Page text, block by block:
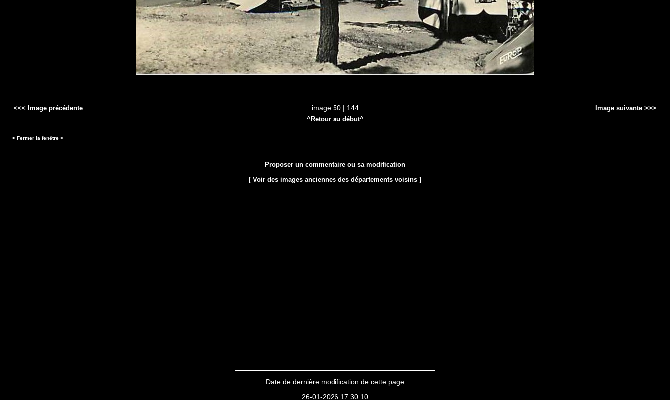
<<< Image précédente image 50 | 144
Image suivante >>>
^Retour au début^
< Fermer la fenêtre >
Proposer un commentaire ou sa modification
[ Voir des images anciennes des départements voisins ]
Date de dernière modification de cette page
26-01-2026 17:30:10